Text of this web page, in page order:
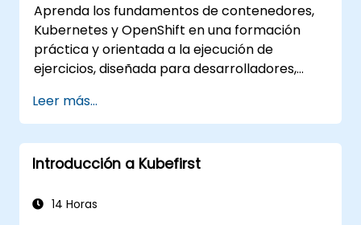
Aprenda los fundamentos de contenedores,
Kubernetes y OpenShift en una formación
práctica y orientada a la ejecución de
ejercicios, diseñada para desarrolladores,
participantes aprenderán cómo crear
aplicaciones contenerizadas, desplegar
cargas de trabajo, gestionar recursos de
Kubernetes y utilizar OpenShift para
aplicaciones en entornos de nube e híbridos.
Leer más...
Introducción a Kubefirst
14 Horas